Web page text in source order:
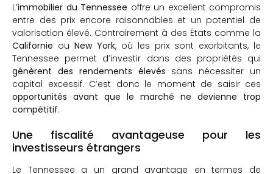
L’immobilier du Tennessee offre un excellent compromis
entre des prix encore raisonnables et un potentiel de
valorisation élevé. Contrairement à des États comme la
Californie ou New York, où les prix sont exorbitants, le
Tennessee permet d’investir dans des propriétés qui
génèrent des rendements élevés sans nécessiter un
capital excessif. C’est donc le moment de saisir ces
opportunités avant que le marché ne devienne trop
compétitif.
Une fiscalité avantageuse pour les
investisseurs étrangers
Le Tennessee a un grand avantage en termes de